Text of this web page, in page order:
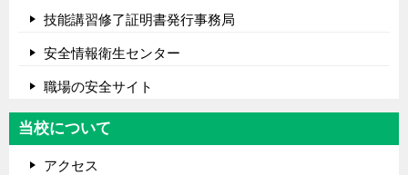
技能講習修了証明書発行事務局
安全情報衛生センター
職場の安全サイト
当校について
アクセス